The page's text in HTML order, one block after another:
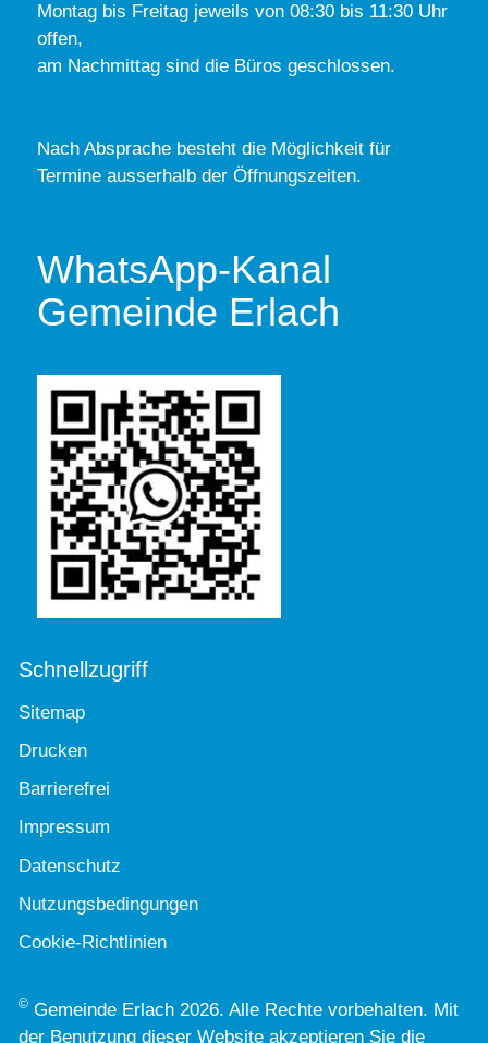
Montag bis Freitag jeweils von 08:30 bis 11:30 Uhr
offen,
am Nachmittag sind die Büros geschlossen.
Nach Absprache besteht die Möglichkeit für
Termine ausserhalb der Öffnungszeiten.
WhatsApp-Kanal
Gemeinde Erlach
Schnellzugriff
Sitemap
Drucken
Barrierefrei
Impressum
Datenschutz
Nutzungsbedingungen
Cookie-Richtlinien
© Gemeinde Erlach 2026. Alle Rechte vorbehalten. Mit
der Benutzung dieser Website akzeptieren Sie die